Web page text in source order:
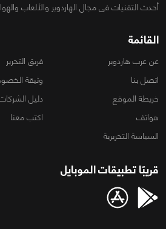
أحدث التقنيات فى مجال الهاردوير والألعاب
القائمة
عن عرب هاردوير
فريق التحرير
اتصل بنا
وثيقة
خريطة الموقع
دليل
هواتف
اكتب معنا
السياسة التحريرية
قريبًا تطبيقات الموبايل